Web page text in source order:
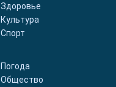
Здоровье
Культура
Спорт
Погода
Общество